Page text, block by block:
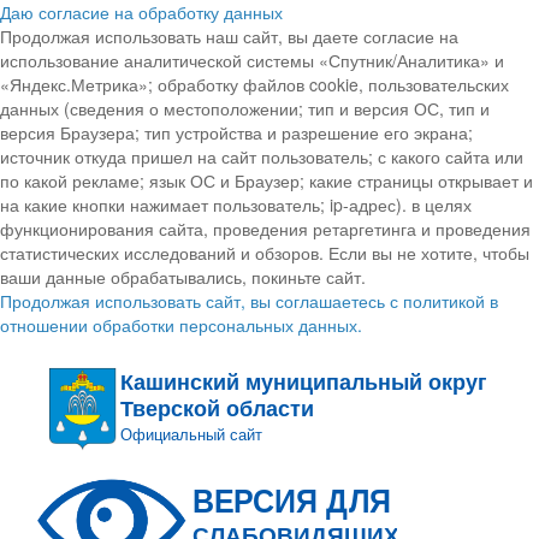
Даю согласие на обработку данных
Продолжая использовать наш сайт, вы даете согласие на
использование аналитической системы «Спутник/Аналитика» и
«Яндекс.Метрика»; обработку файлов cookie, пользовательских
данных (сведения о местоположении; тип и версия ОС, тип и
версия Браузера; тип устройства и разрешение его экрана;
источник откуда пришел на сайт пользователь; с какого сайта или
по какой рекламе; язык ОС и Браузер; какие страницы открывает и
на какие кнопки нажимает пользователь; ip-адрес). в целях
функционирования сайта, проведения ретаргетинга и проведения
статистических исследований и обзоров. Если вы не хотите, чтобы
ваши данные обрабатывались, покиньте сайт.
Продолжая использовать сайт, вы соглашаетесь с политикой в
отношении обработки персональных данных.